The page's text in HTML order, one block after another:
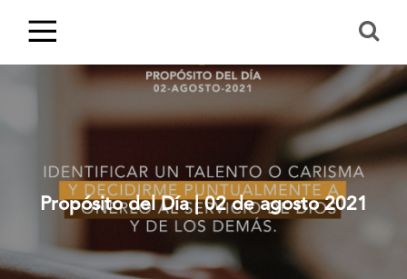
Propósito del Día | 02 de agosto 2021